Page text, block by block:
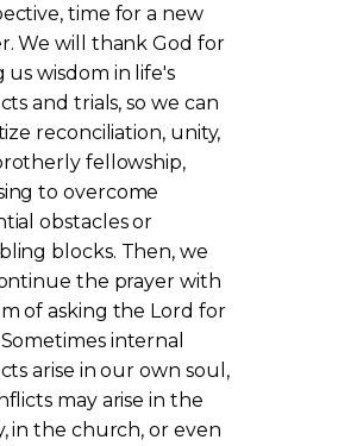
time for a new
We will thank God for
us wisdom in life's
and trials, so we can
reconciliation, unity,
fellowship,
to overcome
obstacles or
blocks. Then, we
the prayer with
of asking the Lord for
internal
arise in our own soul,
may arise in the
in the church, or even